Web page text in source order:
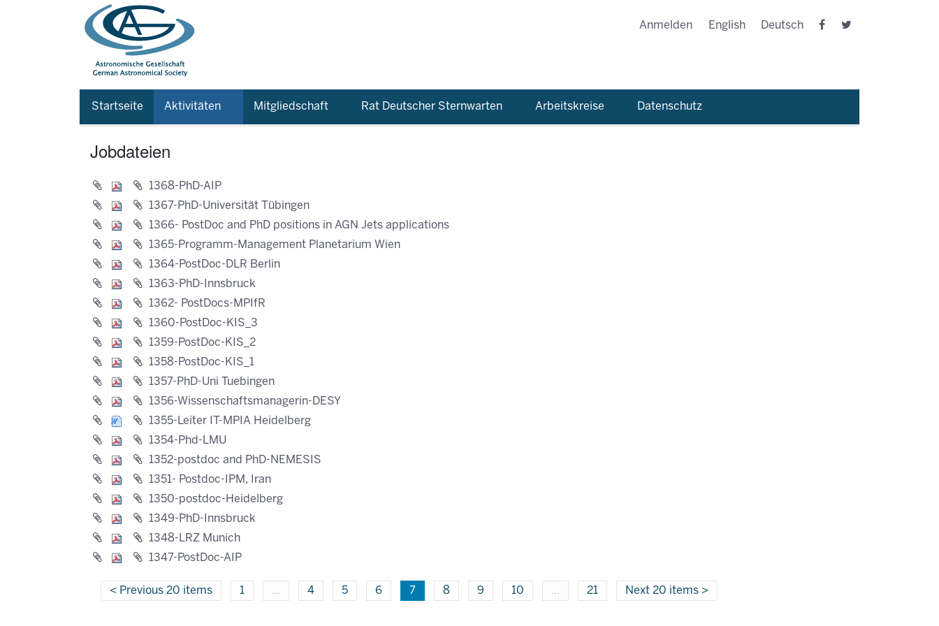
Anmelden English Deutsch
Startseite Aktivitäten Mitgliedschaft Rat Deutscher Sternwarten Arbeitskreise Datenschutz
Jobdateien
1368-PhD-AIP
1367-PhD-Universität Tübingen
1366- PostDoc and PhD positions in AGN Jets applications
1365-Programm-Management Planetarium Wien
1364-PostDoc-DLR Berlin
1363-PhD-Innsbruck
1362- PostDocs-MPIfR
1360-PostDoc-KIS_3
1359-PostDoc-KIS_2
1358-PostDoc-KIS_1
1357-PhD-Uni Tuebingen
1356-Wissenschaftsmanagerin-DESY
1355-Leiter IT-MPIA Heidelberg
1354-Phd-LMU
1352-postdoc and PhD-NEMESIS
1351- Postdoc-IPM, Iran
1350-postdoc-Heidelberg
1349-PhD-Innsbruck
1348-LRZ Munich
1347-PostDoc-AIP
Previous 20 items 1 ... 4 5 6 7 8 9 10 ... 21 Next 20 items